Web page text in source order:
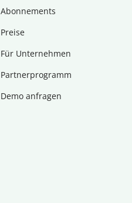
Abon­ne­ments
Preise
Für Unternehmen
Partnerprogramm
Demo anfragen